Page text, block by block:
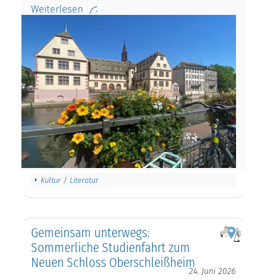
Weiterlesen
Kultur / Literatur
Gemeinsam unterwegs:
Sommerliche Studienfahrt zum
Neuen Schloss Oberschleißheim
24. Juni 2026